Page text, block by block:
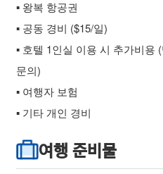
▪ 왕복 항공권
▪ 공동 경비 ($15/일)
▪ 호텔 1인실 이용 시 추가비용
문의)
▪ 여행자 보험
▪ 기타 개인 경비
여행 준비물